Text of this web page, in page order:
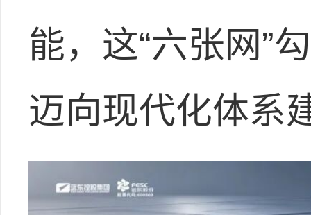
能，这“六张网”
迈向现代化体系